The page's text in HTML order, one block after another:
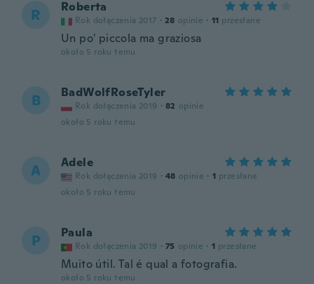
R Roberta
Rok dołączenia 2017 · 28 opinie · 11 przesłane
Un po' piccola ma graziosa
około 5 roku temu
B BadWolfRoseTyler
Rok dołączenia 2019 · 82 opinie
około 5 roku temu
A Adele
Rok dołączenia 2019 · 48 opinie · 1 przesłane
około 5 roku temu
P Paula
Rok dołączenia 2019 · 75 opinie · 1 przesłane
Muito útil. Tal é qual a fotografia.
około 5 roku temu